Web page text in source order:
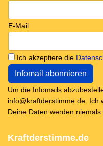
E-Mail
Ich akzeptiere die
Um die Infomails
info@kraftderstimme.de. Ich
Deine Daten werden
Kraftderstimme.de